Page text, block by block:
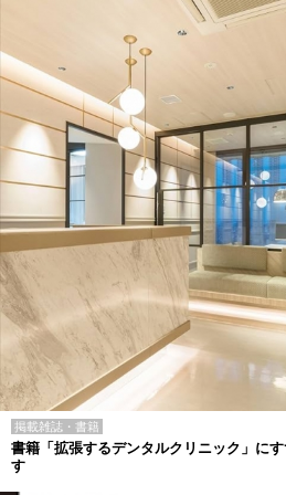
掲載雑誌・書籍
書籍「拡張するデンタルクリニック」に
す